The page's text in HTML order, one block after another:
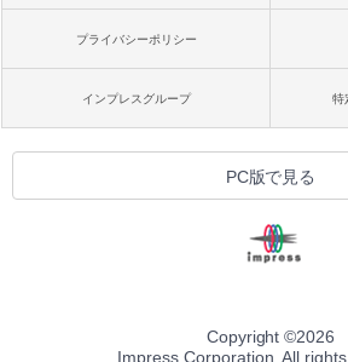
プライバシーポリシー
インプレスグループ 特
PC版で見る
Copyright ©2026
Impress Corporation. All